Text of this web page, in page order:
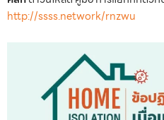
http://ssss.network/rnzwu